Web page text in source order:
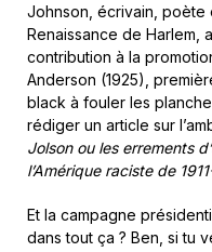
Johnson, écrivain,
Renaissance de Harlem,
contribution à la
Anderson (1925),
black à fouler les
rédiger un article sur
Jolson ou les errements
l’Amérique raciste de
Et la campagne
dans tout ça ? Ben, si tu